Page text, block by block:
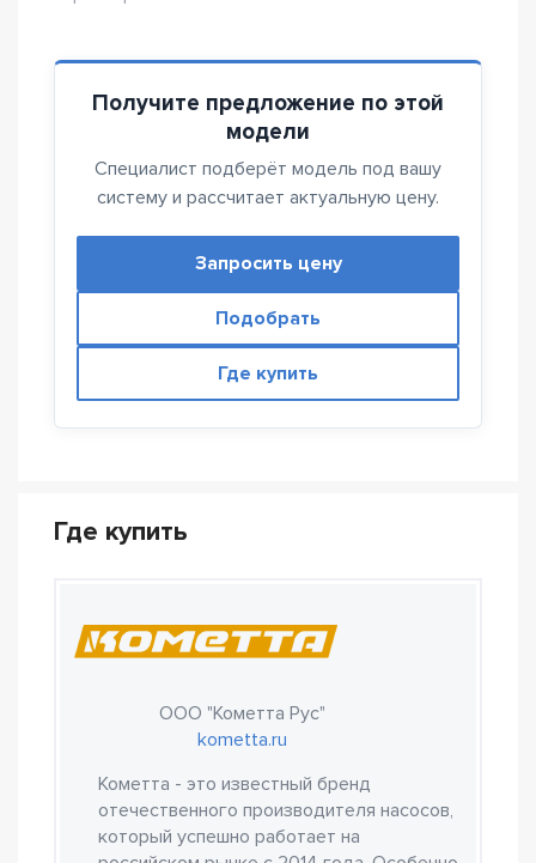
Получите предложение по этой
модели
Специалист подберёт модель под вашу
систему и рассчитает актуальную цену.
Запросить цену
Подобрать
Где купить
Где купить
ООО "Кометта Рус"
kometta.ru
Кометта - это известный бренд
отечественного производителя насосов,
который успешно работает на